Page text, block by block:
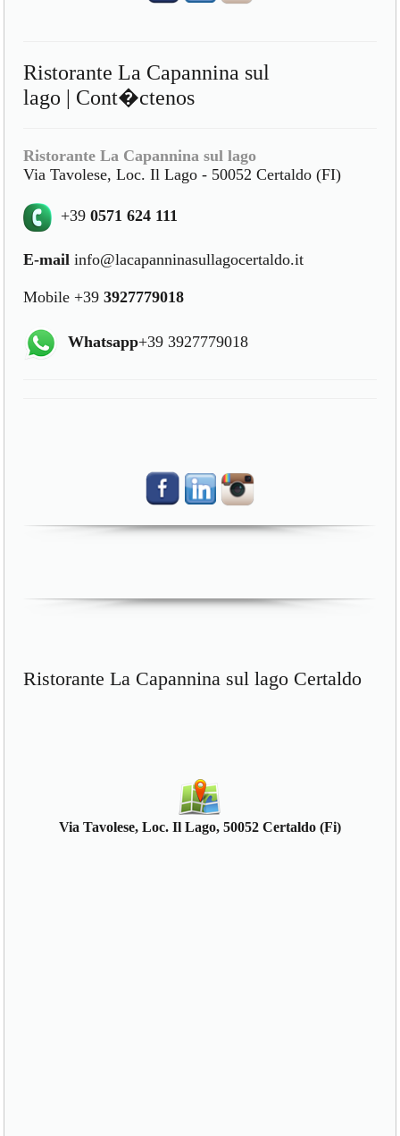
Ristorante La Capannina sul
lago | Cont�ctenos
Ristorante La Capannina sul lago
Via Tavolese, Loc. Il Lago - 50052 Certaldo (FI)
+390571 624 111
E-mail info@lacapanninasullagocertaldo.it
Mobile +393927779018
Whatsapp+39 3927779018
Ristorante La Capannina sul lago Certaldo
Via Tavolese, Loc. Il Lago, 50052 Certaldo (Fi)